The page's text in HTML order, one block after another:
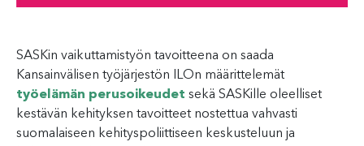
SASKin vaikuttamistyön tavoitteena on saada
Kansainvälisen työjärjestön ILOn määrittelemät
työelämän perusoikeudet sekä SASKille oleelliset
kestävän kehityksen tavoitteet nostettua vahvasti
suomalaiseen kehityspoliittiseen keskusteluun ja